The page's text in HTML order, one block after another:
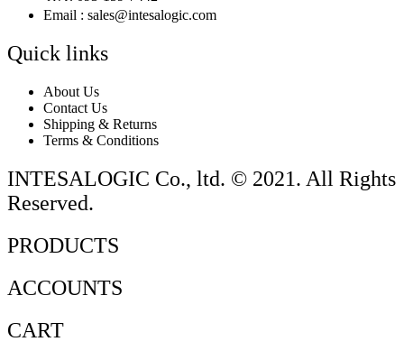
Email : sales@intesalogic.com
Quick links
About Us
Contact Us
Shipping & Returns
Terms & Conditions
INTESALOGIC Co., ltd. © 2021. All Rights
Reserved.
PRODUCTS
ACCOUNTS
CART